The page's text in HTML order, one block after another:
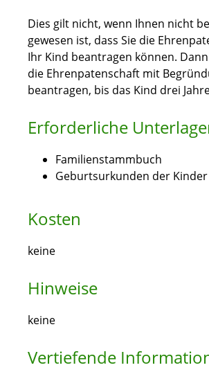
Dies gilt nicht, wenn Ihnen nicht
gewesen ist, dass Sie die
Ihr Kind beantragen können.
die Ehrenpatenschaft mit
beantragen, bis das Kind drei
Erforderliche
Familienstammbuch
Geburtsurkunden der Kinder
Kosten
keine
Hinweise
keine
Vertiefende